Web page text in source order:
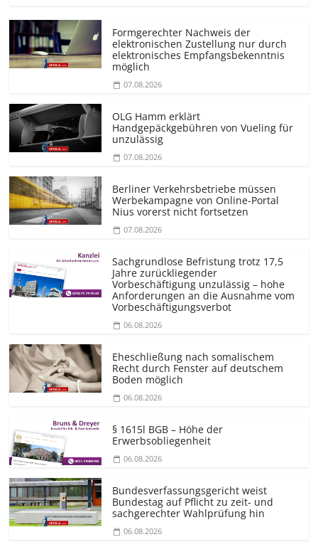
Formgerechter Nachweis der
elektronischen Zustellung nur durch
elektronisches Empfangsbekenntnis
möglich
07.08.2026
OLG Hamm erklärt
Handgepäckgebühren von Vueling für
unzulässig
07.08.2026
Berliner Verkehrsbetriebe müssen
Werbekampagne von Online-Portal
Nius vorerst nicht fortsetzen
07.08.2026
Sachgrundlose Befristung trotz 17,5
Jahre zurückliegender
Vorbeschäftigung unzulässig – hohe
Anforderungen an die Ausnahme vom
Vorbeschäf­tigungsverbot
06.08.2026
Eheschließung nach somalischem
Recht durch Fenster auf deutschem
Boden möglich
06.08.2026
§ 1615l BGB – Höhe der
Erwerbsobliegenheit
06.08.2026
Bundesver­fassungsgericht weist
Bundestag auf Pflicht zu zeit- und
sachgerechter Wahlprüfung hin
06.08.2026